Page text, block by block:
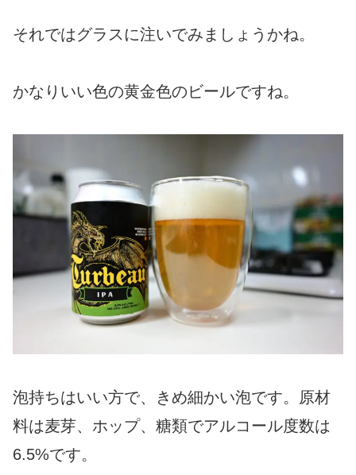
それではグラスに注いでみましょうかね。
かなりいい色の黄金色のビールですね。
泡持ちはいい方で、きめ細かい泡です。原材
料は麦芽、ホップ、糖類でアルコール度数は
6.5%です。